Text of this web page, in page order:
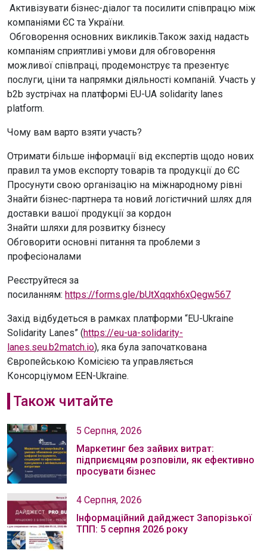
Активізувати бізнес-діалог та посилити співпрацю між
компаніями ЄС та України.
Обговорення основних викликів.Також захід надасть
компаніям сприятливі умови для обговорення
можливої співпраці, продемонструє та презентує
послуги, ціни та напрямки діяльності компаній. Участь у
b2b зустрічах на платформі EU-UA solidarity lanes
platform.
Чому вам варто взяти участь?
Отримати більше інформації від експертів щодо нових
правил та умов експорту товарів та продукції до ЄС
Просунути свою організацію на міжнародному рівні
Знайти бізнес-партнера та новий логістичний шлях для
доставки вашої продукції за кордон
Знайти шляхи для розвитку бізнесу
Обговорити основні питання та проблеми з
професіоналами
Реєструйтеся за
посиланням: https://forms.gle/bUtXqqxh6xQegw567
Захід відбудеться в рамках платформи “EU-Ukraine
Solidarity Lanes” (https://eu-ua-solidarity-
lanes.seu.b2match.io), яка була започаткована
Європейською Комісією та управляється
Консорціумом EEN-Ukraine.
Також читайте
5 Серпня, 2026
Маркетинг без зайвих витрат:
підприємцям розповіли, як ефективно
просувати бізнес
4 Серпня, 2026
Інформаційний дайджест Запорізької
ТПП: 5 серпня 2026 року